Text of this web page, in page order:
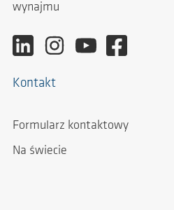
wynajmu
Kontakt
Formularz kontaktowy
Na świecie